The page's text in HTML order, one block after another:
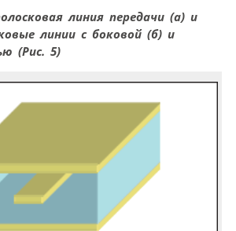
линия передачи (а) и
линии с боковой (б) и
(Рис. 5)